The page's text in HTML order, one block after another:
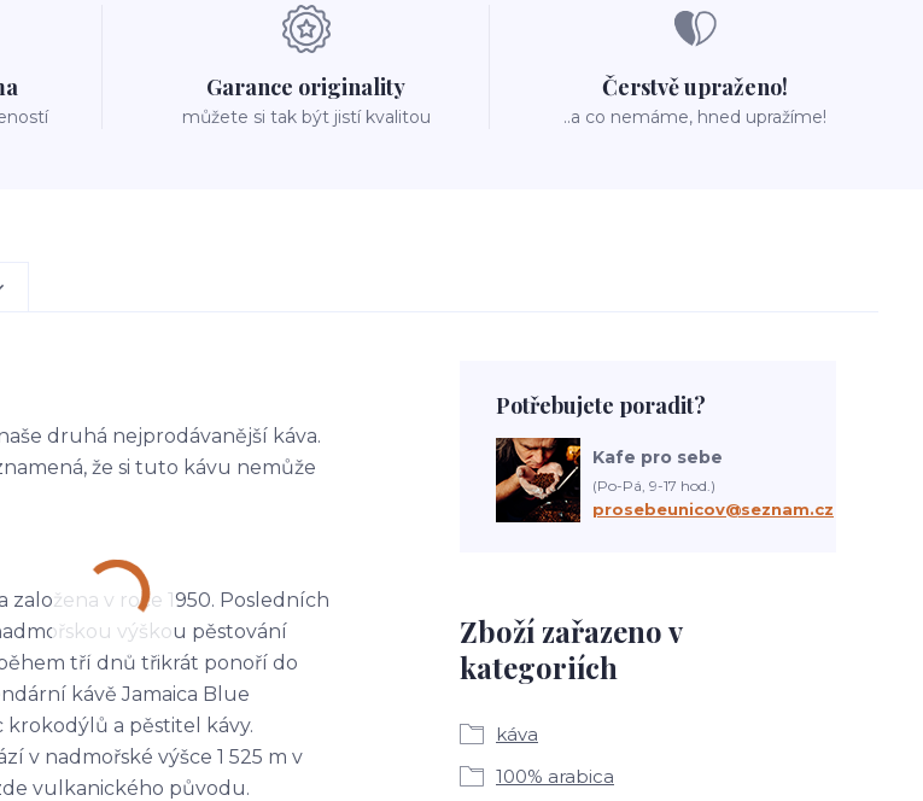
Garance originality
můžete si tak být jistí kvalitou
Čerstvě upraženo!
..a co nemáme, hned upražíme!
druhá nejprodávanější káva.
že si tuto kávu nemůže
v roce 1950. Posledních
výškou pěstování
tří dnů třikrát ponoří do
kávě Jamaica Blue
krokodýlů a pěstitel kávy.
v nadmořské výšce 1 525 m v
vulkanického původu.
Zboží zařazeno v
kategoriích
káva
100% arabica
Potřebujete poradit?
Kafe pro sebe
(Po-Pá, 9-17 hod.)
prosebeunicov@seznam.cz